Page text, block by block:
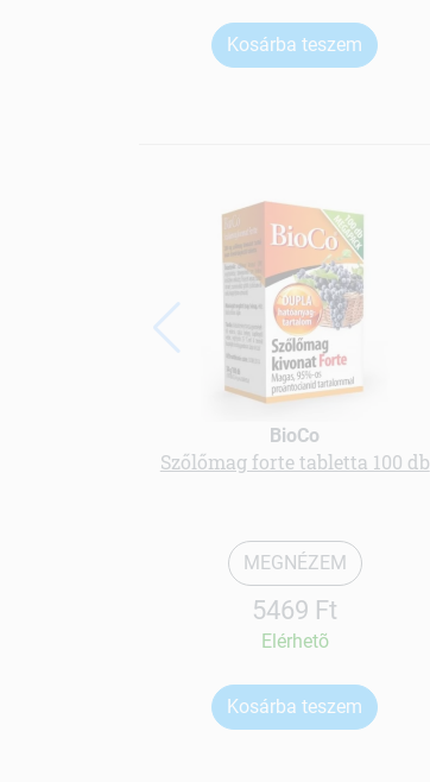
Kosárba teszem
BioCo
Szőlőmag forte tabletta 100 db
MEGNÉZEM
5469 Ft
Elérhetõ
Kosárba teszem